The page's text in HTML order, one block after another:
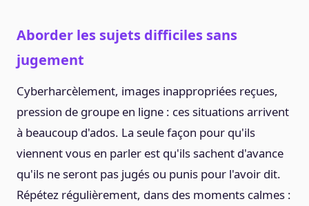
Aborder les sujets difficiles sans
jugement
Cyberharcèlement, images inappropriées reçues,
pression de groupe en ligne : ces situations arrivent
à beaucoup d'ados. La seule façon pour qu'ils
viennent vous en parler est qu'ils sachent d'avance
qu'ils ne seront pas jugés ou punis pour l'avoir dit.
Répétez régulièrement, dans des moments calmes :